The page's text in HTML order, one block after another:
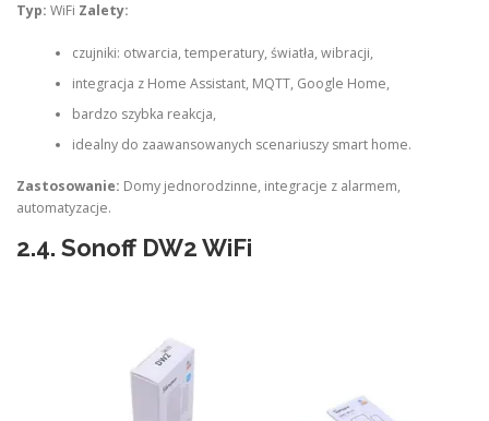
Typ: WiFi Zalety:
czujniki: otwarcia, temperatury, światła, wibracji,
integracja z Home Assistant, MQTT, Google Home,
bardzo szybka reakcja,
idealny do zaawansowanych scenariuszy smart home.
Zastosowanie: Domy jednorodzinne, integracje z alarmem,
automatyzacje.
2.4. Sonoff DW2 WiFi